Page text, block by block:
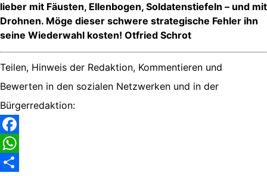
lieber mit Fäusten, Ellenbogen, Soldatenstiefeln – und mit
Drohnen. Möge dieser schwere strategische Fehler ihn
seine Wiederwahl kosten! Otfried Schrot
Teilen, Hinweis der Redaktion, Kommentieren und
Bewerten in den sozialen Netzwerken und in der
Bürgerredaktion:
Facebook
WhatsApp